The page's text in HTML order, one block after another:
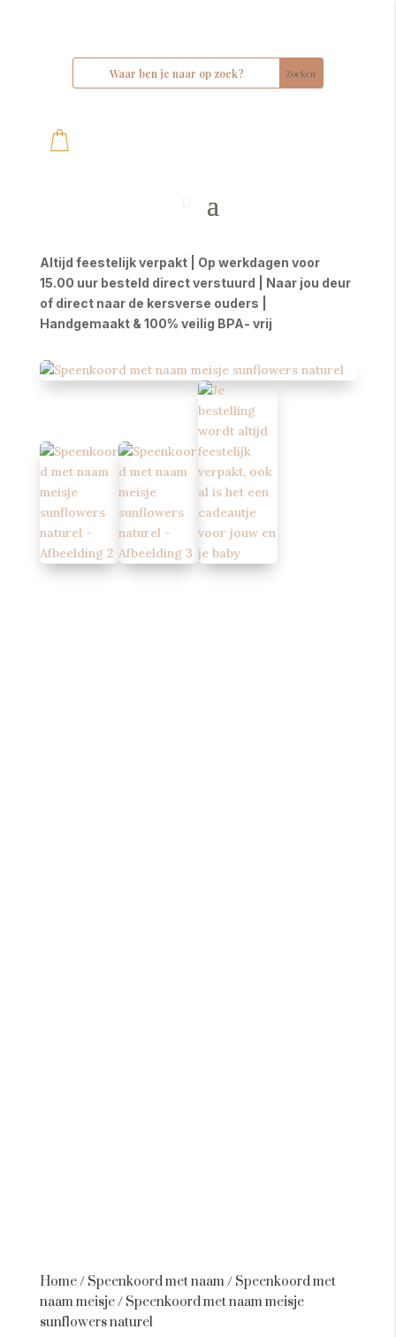
Altijd feestelijk verpakt | Op werkdagen voor
15.00 uur besteld direct verstuurd | Naar jou deur
of direct naar de kersverse ouders |
Handgemaakt & 100% veilig BPA- vrij
Home/ Speenkoord met naam/ Speenkoord met
naam meisje/ Speenkoord met naam meisje
sunflowers naturel